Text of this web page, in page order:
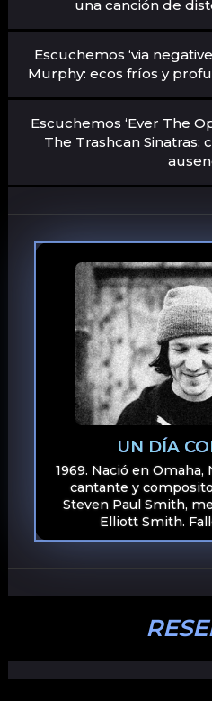
una canción de
Escuchemos ‘via
Murphy: ecos fríos y
Escuchemos ‘Ever The
The Trashcan
UN DÍA
1969. Nació en Omaha,
cantante y
Steven Paul Smith,
Elliott Smith.